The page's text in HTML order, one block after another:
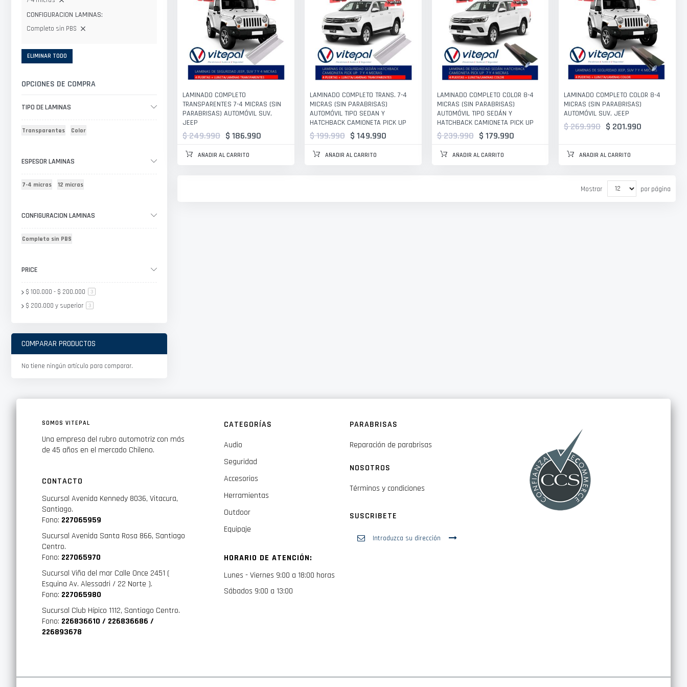
LAMINADO COMPLETO
TRANSPARENTES 7-4 MICRAS (SIN
PARABRISAS) AUTOMÓVIL SUV,
JEEP
$ 186.990
$ 249.990
AÑADIR AL CARRITO
LAMINADO COMPLETO TRANS. 7-4
MICRAS (SIN PARABRISAS)
AUTOMÓVIL TIPO SEDAN Y
HATCHBACK CAMIONETA PICK UP
$ 149.990
$ 199.990
AÑADIR AL CARRITO
LAMINADO COMPLETO COLOR 8-4
MICRAS (SIN PARABRISAS)
AUTOMÓVIL TIPO SEDÁN Y
HATCHBACK CAMIONETA PICK UP
$ 179.990
$ 239.990
AÑADIR AL CARRITO
LAMINADO COMPLETO COLOR 8-4
MICRAS (SIN PARABRISAS)
AUTOMÓVIL SUV, JEEP
$ 201.990
$ 269.990
AÑADIR AL CARRITO
Mostrar por página
CONFIGURACION LAMINAS
Completo sin PBS
ELIMINAR TODO
OPCIONES DE COMPRA
TIPO DE LAMINAS
Transparentes Color
ESPESOR LAMINAS
7-4 micras 12 micras
CONFIGURACION LAMINAS
Completo sin PBS
PRICE
$ 100.000 - $ 200.000 3artículo
$ 200.000 y superior 3artículo
COMPARAR PRODUCTOS
No tiene ningún artículo para comparar.
SOMOS VITEPAL
Una empresa del rubro automotriz con más
de 45 años en el mercado Chileno.
CONTACTO
Sucursal Avenida Kennedy 8036, Vitacura,
Santiago.
Fono: 227065959
Sucursal Avenida Santa Rosa 866, Santiago
Centro.
Fono: 227065970
Sucursal Viña del mar Calle Once 2451 (
Esquina Av. Alessadri / 22 Norte ).
Fono: 227065980
Sucursal Club Hípico 1112, Santiago Centro.
Fono: 226836610 / 226836686 /
226893678
CATEGORÍAS
Audio
Seguridad
Accesorios
Herramientas
Outdoor
Equipaje
HORARIO DE ATENCIÓN:
Lunes - Viernes 9:00 a 18:00 horas
Sábados 9:00 a 13:00
PARABRISAS
Reparación de parabrisas
NOSOTROS
Términos y condiciones
SUSCRIBETE